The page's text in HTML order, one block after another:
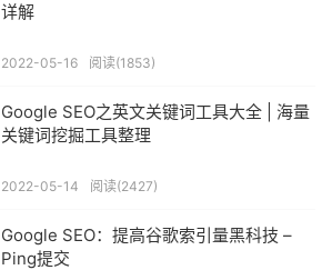
详解
2022-05-16 阅读(1853)
Google SEO之英文关键词工具大全 | 海量
关键词挖掘工具整理
2022-05-14 阅读(2427)
Google SEO：提高谷歌索引量黑科技 –
Ping提交